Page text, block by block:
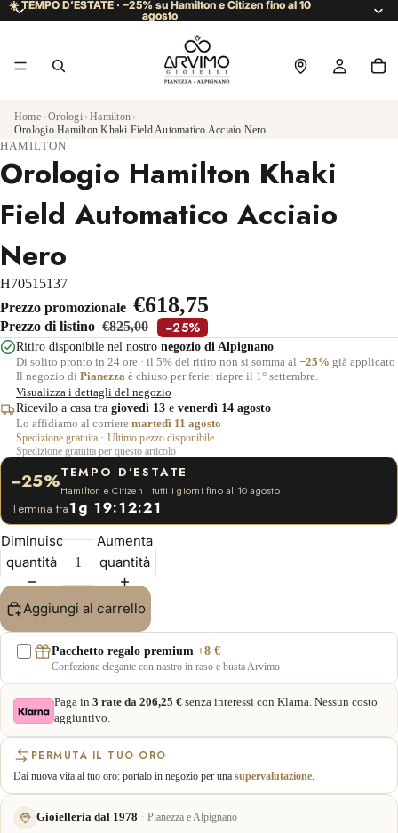
☀️ TEMPO D’ESTATE · −25% su Hamilton e Citizen fino al 10
agosto
☀️ TEMPO D’ESTATE · −25% su Hamilton e Citizen fino al 10
agosto
Home › Orologi › Hamilton ›
Orologio Hamilton Khaki Field Automatico Acciaio Nero
HAMILTON
Orologio Hamilton Khaki
Field Automatico Acciaio
Nero
H70515137
Prezzo promozionale €618,75
Prezzo di listino €825,00 −25%
Ritiro disponibile nel nostro negozio di Alpignano
Di solito pronto in 24 ore · il 5% del ritiro non si somma al −25% già applicato
Il negozio di Pianezza è chiuso per ferie: riapre il 1° settembre.
Visualizza i dettagli del negozio
Ricevilo a casa tra giovedì 13 e venerdì 14 agosto
Lo affidiamo al corriere martedì 11 agosto
Spedizione gratuita · Ultimo pezzo disponibile
Spedizione gratuita per questo articolo
−25%TEMPO D’ESTATE
Hamilton e Citizen · tutti i giorni fino al 10 agosto
Termina tra1g 19:12:21
Diminuisci
quantità
Aumenta
quantità
Aggiungi al carrello
Pacchetto regalo premium +8 €
Confezione elegante con nastro in raso e busta Arvimo
Paga in 3 rate da 206,25 € senza interessi con Klarna. Nessun costo
aggiuntivo.
PERMUTA IL TUO ORO
Dai nuova vita al tuo oro: portalo in negozio per una supervalutazione.
Gioielleria dal 1978 Pianezza e Alpignano